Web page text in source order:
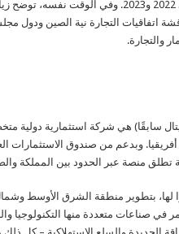
الأجنبي المباشر عشرة أضعاف بين عامي 2022
اتفاقيات التجارة نية الصين ودول
والتجارة.
سابقًا) هي شركة استثمارية دولية
وبدعم من صندوق الاستثمارات
بتطوير منطقة الشرق الأوسط
صناعات متعددة منها التكنولوجيا